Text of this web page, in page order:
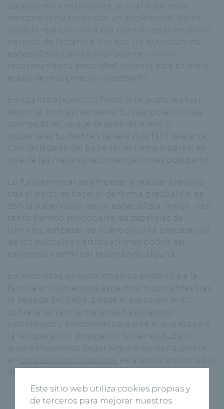
aspecto muy importante, el cual debe estar
siempre consultado con un profesional. No es
posible realizar una dieta cuando estás en pleno
periodo de lactancia. Por eso, un nutricionista
especializado podrá aconsejarte cómo ir
recuperando tu peso ideal durante esta primera
etapa de recuperación postparto.
En cuanto al ejercicio físico, si te gusta realizar
deporte, podrás mantener tu cuerpo activo (es
aconsejable), ya que te sentirás mejor y
oxigenarás tu mente y te será más fácil relajarte.
Con la llegada del bebé tener tiempo para ti es
una de las mejores recomendaciones postparto.
Lo fundamental de empezar a realizar ejercicio
tras el parto es hacerlo de forma gradual y si es
con la supervisión de un especialista, mejor. Tras
tanto tiempo sin ponerte las zapatillas de
running, empezar de nuevo sin una preparación
de los músculos y articulaciones podría ser
peligroso y terminar lesionando alguna.
En Recoletas, proporcionamos asistencia a la
familia en numerosos aspectos importantes tras
la llegada del bebé. Desde el asesoramiento
sobre la lactancia materna hasta apoyo
psicológico y emocional para una nueva etapa o
la recuperación postparto. Si tienes dudas o
quieres hacernos llegar alguna consulta, ponte
en
contacto con nosotros
, estaremos encantados
de ayudarte a ti y a tu bebé
Este sitio web utiliza cookies propias y
de terceros para mejorar nuestros